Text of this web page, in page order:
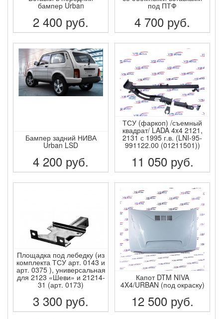
бампер Urban
2 400 руб.
ПОДРОБНЕЕ
под ПТФ
4 700 руб.
ПОДРОБНЕЕ
Бампер задний НИВА
Urban LSD
4 200 руб.
ПОДРОБНЕЕ
ТСУ (фаркоп) /съемный
квадрат/ LADA 4x4 2121,
2131 с 1995 г.в. (LNI-95-
991122.00 (01211501))
11 050 руб.
ПОДРОБНЕЕ
Площадка под лебедку (из
комплекта ТСУ арт. 0143 и
арт. 0375 ), универсальная
для 2123 «Шеви» и 21214-
31 (арт. 0173)
3 300 руб.
Капот DTM NIVA
4X4/URBAN (под окраску)
12 500 руб.